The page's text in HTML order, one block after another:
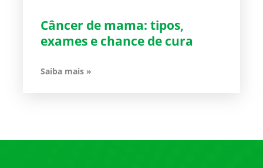
Câncer de mama: tipos,
exames e chance de cura
Saiba mais »